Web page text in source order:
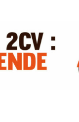
PHOTOS,